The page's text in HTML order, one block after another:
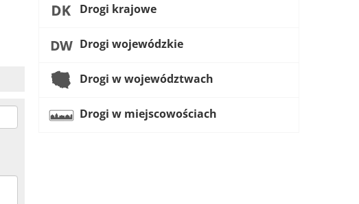
Drogi krajowe
Drogi wojewódzkie
Drogi w województwach
Drogi w miejscowościach